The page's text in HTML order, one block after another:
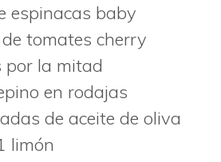
espinacas baby
tomates cherry
por la mitad
en rodajas
de aceite de oliva
limón